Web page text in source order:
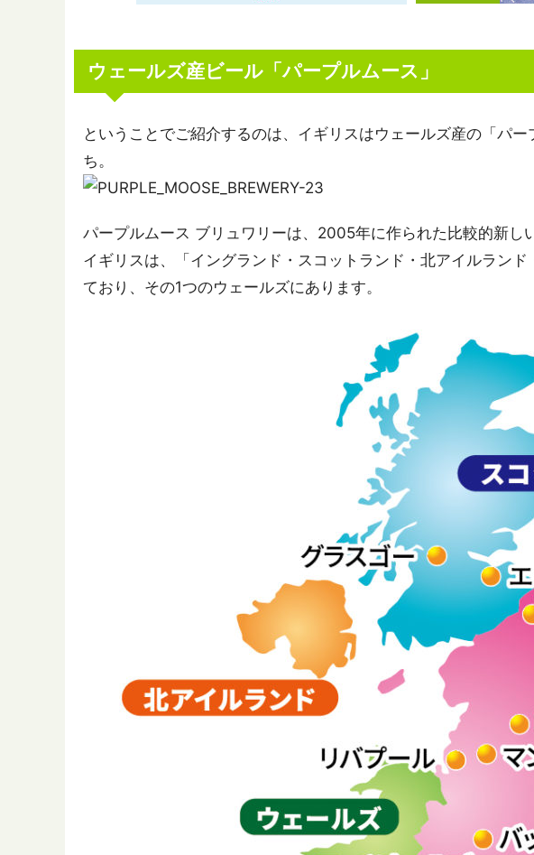
ウェールズ産ビール「パープルムース」
ということでご紹介するのは、イギリスはウェールズ産の「パ
ち。
パープルムース ブリュワリーは、2005年に作られた比較的新し
イギリスは、「イングランド・スコットランド・北アイルラン
ており、その1つのウェールズにあります。